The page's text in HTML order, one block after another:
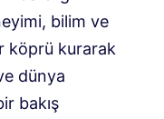
bilim ve
köprü kurarak
dünya
bakış